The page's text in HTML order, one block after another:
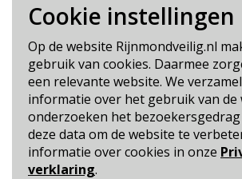
Cookie instellingen
Op de website Rijnmondveilig.nl
gebruik van cookies. Daarmee
een relevante website. We
informatie over het gebruik van de
onderzoeken het
deze data om de website te
informatie over cookies in onze
verklaring.
Blijf op de hoogte
Cookie- en Privacybeleid
Toegankelijkheid
Dit is een website van